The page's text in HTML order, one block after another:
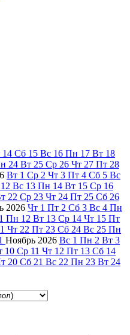
14 Сб 15 Вс 16 Пн 17 Вт 18
24 Вт 25 Ср 26 Чт 27 Пт 28
Вт 1 Ср 2 Чт 3 Пт 4 Сб 5 Вс
12 Вс 13 Пн 14 Вт 15 Ср 16
22 Ср 23 Чт 24 Пт 25 Сб 26
2026 Чт 1 Пт 2 Сб 3 Вс 4 Пн
Пн 12 Вт 13 Ср 14 Чт 15 Пт
Чт 22 Пт 23 Сб 24 Вс 25 Пн
Ноябрь 2026 Вс 1 Пн 2 Вт 3
10 Ср 11 Чт 12 Пт 13 Сб 14
20 Сб 21 Вс 22 Пн 23 Вт 24